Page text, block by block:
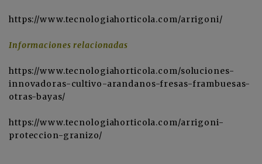
https://www.tecnologiahorticola.com/arrigoni/
Informaciones relacionadas
https://www.tecnologiahorticola.com/soluciones-
innovadoras-cultivo-arandanos-fresas-frambuesas-
otras-bayas/
https://www.tecnologiahorticola.com/arrigoni-
proteccion-granizo/